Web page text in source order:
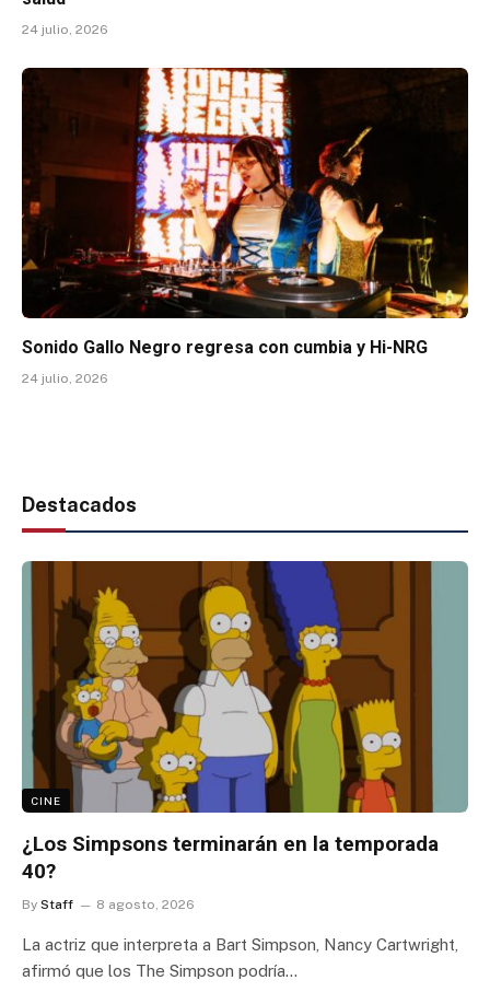
24 julio, 2026
Sonido Gallo Negro regresa con cumbia y Hi-NRG
24 julio, 2026
Destacados
CINE
¿Los Simpsons terminarán en la temporada
40?
By Staff 8 agosto, 2026
La actriz que interpreta a Bart Simpson, Nancy Cartwright,
afirmó que los The Simpson podría…